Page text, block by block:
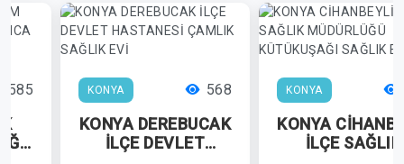
585 KONYA 568
KONYA DEREBUCAK
İLÇE DEVLET
KONYA
KONYA
İLÇE SAĞLIK